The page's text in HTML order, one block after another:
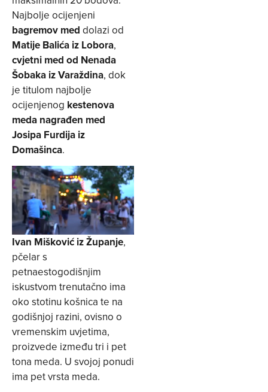
Najbolje ocijenjeni
bagremov med dolazi od
Matije Balića iz Lobora,
cvjetni med od Nenada
Šobaka iz Varaždina, dok
je titulom najbolje
ocijenjenog kestenova
meda nagrađen med
Josipa Furdija iz
Domašinca.
Ivan Mišković iz Županje,
pčelar s
petnaestogodišnjim
iskustvom trenutačno ima
oko stotinu košnica te na
godišnjoj razini, ovisno o
vremenskim uvjetima,
proizvede između tri i pet
tona meda. U svojoj ponudi
ima pet vrsta meda.